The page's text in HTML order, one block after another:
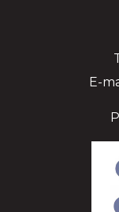
E-